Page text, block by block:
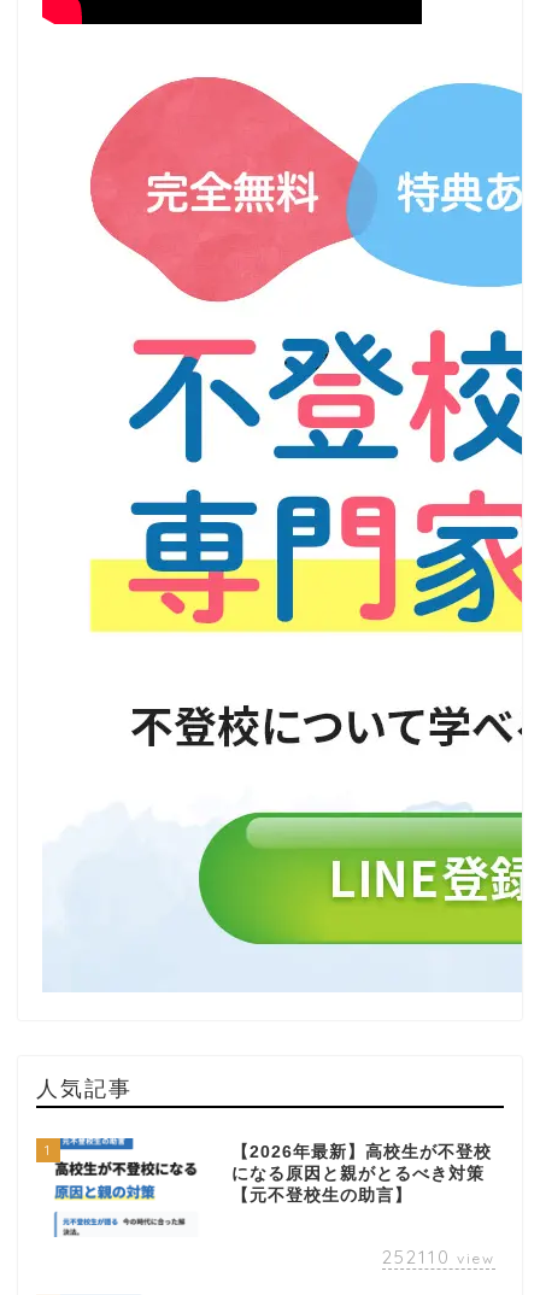
人気記事
1
【2026年最新】高校生が不登校
になる原因と親がとるべき対策
【元不登校生の助言】
252110 view